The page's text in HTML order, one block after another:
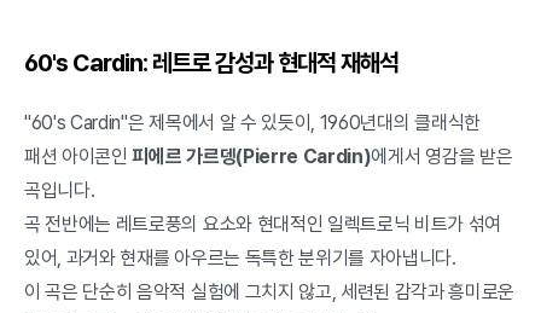
60's Cardin: 레트로 감성과 현대적 재해석
"60's Cardin"은 제목에서 알 수 있듯이, 1960년대의 클래식한
패션 아이콘인피에르 가르뎅(Pierre Cardin)에게서 영감을 받은
곡입니다.
곡 전반에는 레트로풍의 요소와 현대적인 일렉트로닉 비트가 섞여
있어, 과거와 현재를 아우르는 독특한 분위기를 자아냅니다.
이 곡은 단순히 음악적 실험에 그치지 않고, 세련된 감각과 흥미로운